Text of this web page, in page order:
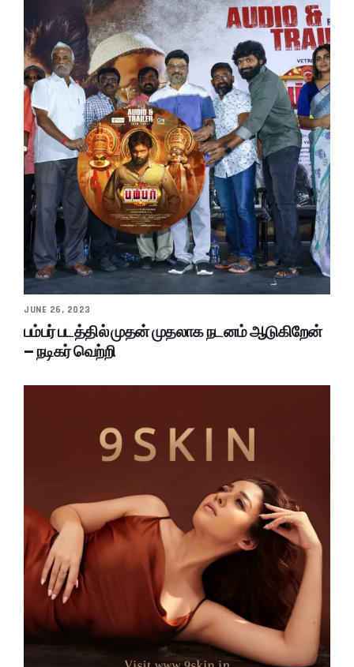
JUNE 26, 2023
பம்பர் படத்தில் முதன் முதலாக நடனம் ஆடுகிறேன்
– நடிகர் வெற்றி